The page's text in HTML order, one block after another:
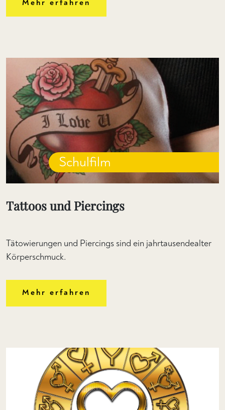
Mehr erfahren
Schulfilm
Tattoos und Piercings
Tätowierungen und Piercings sind ein jahrtausendealter
Körperschmuck.
Mehr erfahren